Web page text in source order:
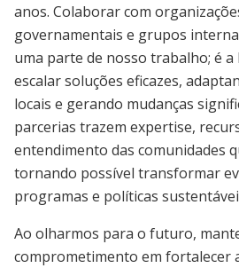
anos. Colaborar com
governamentais e grupos
uma parte de nosso trabalho; é
escalar soluções eficazes,
locais e gerando mudanças
parcerias trazem expertise,
entendimento das comunidades
tornando possível transformar
programas e políticas
Ao olharmos para o futuro,
comprometimento em fortalecer